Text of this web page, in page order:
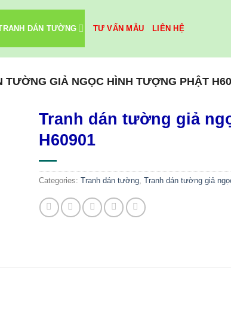
DÁN TƯỜNG TƯ VẤN MẪU LIÊN HỆ
TƯỜNG GIẢ NGỌC HÌNH TƯỢNG PHẬT
Tranh dán tường giả
H60901
Categories: Tranh dán tường, Tranh dán tường giả